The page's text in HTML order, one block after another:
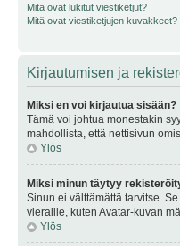
Mitä ovat lukitut viestiketjut?
Mitä ovat viestiketjujen kuvakkeet?
Kirjautumisen ja
Miksi en voi kirjautua sisään?
Tämä voi johtua monestakin
mahdollista, että nettisivun
Ylös
Miksi minun täytyy
Sinun ei välttämättä tarvitse.
vieraille, kuten Avatar-kuvan
Ylös